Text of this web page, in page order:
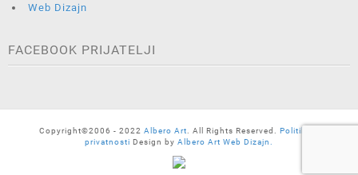
Web Dizajn
FACEBOOK PRIJATELJI
Copyright©2006 - 2022 Albero Art. All Rights Reserved. Politika o
privatnosti Design by Albero Art Web Dizajn.